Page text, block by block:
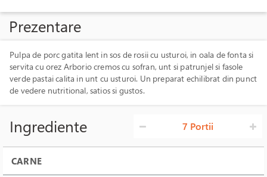
Prezentare
Pulpa de porc gatita lent in sos de rosii cu usturoi, in oala de fonta si
servita cu orez Arborio cremos cu sofran, unt si patrunjel si fasole
verde pastai calita in unt cu usturoi. Un preparat echilibrat din punct
de vedere nutritional, satios si gustos.
Ingrediente 7 Portii
CARNE